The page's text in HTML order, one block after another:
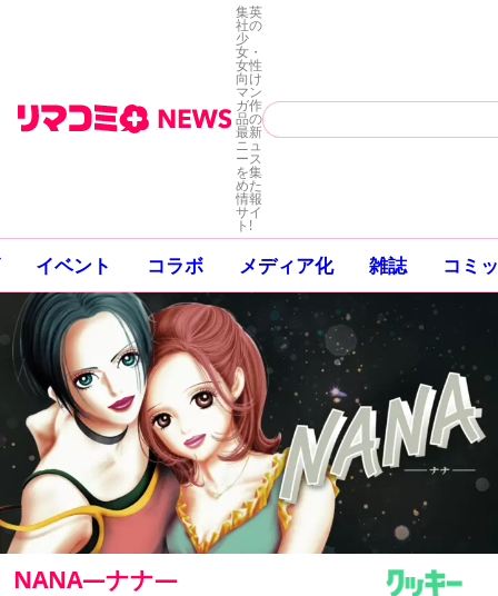
集英
社の
少
女・
女性
向け
マン
ガ作
品の
最新
ニュ
ース
を集
めた
情報
サイ
ト!
イベント コラボ メディア化 雑誌 コミ
NANA―ナナ―